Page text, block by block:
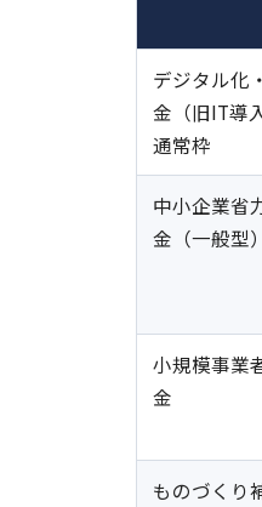
デジタル化
金（旧IT導
通常枠
中小企業省
金（一般型）
小規模事業
金
ものづくり